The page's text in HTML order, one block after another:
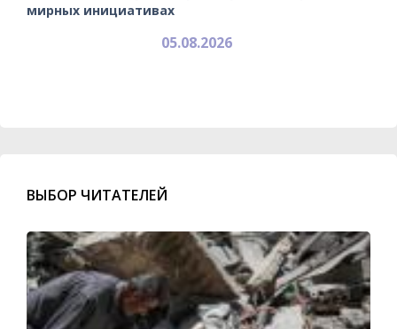
мирных инициативах
05.08.2026
ВЫБОР ЧИТАТЕЛЕЙ